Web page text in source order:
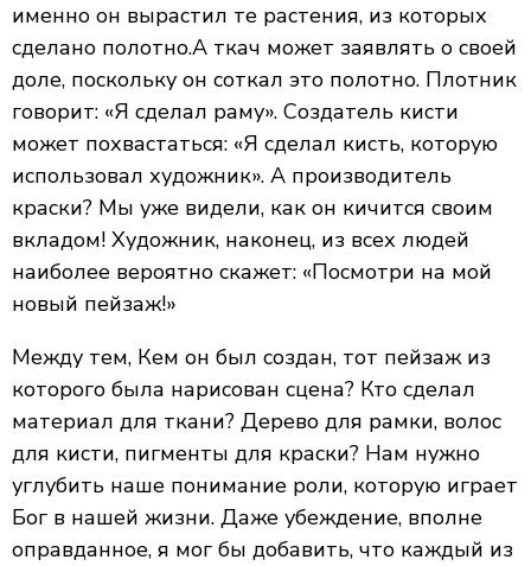
именно он вырастил те растения, из которых
сделано полотно.А ткач может заявлять о своей
доле, поскольку он соткал это полотно. Плотник
говорит: «Я сделал раму». Создатель кисти
может похвастаться: «Я сделал кисть, которую
использовал художник». А производитель
краски? Мы уже видели, как он кичится своим
вкладом! Художник, наконец, из всех людей
наиболее вероятно скажет: «Посмотри на мой
новый пейзаж!»
Между тем, Кем он был создан, тот пейзаж из
которого была нарисован сцена? Кто сделал
материал для ткани? Дерево для рамки, волос
для кисти, пигменты для краски? Нам нужно
углубить наше понимание роли, которую играет
Бог в нашей жизни. Даже убеждение, вполне
оправданное, я мог бы добавить, что каждый из